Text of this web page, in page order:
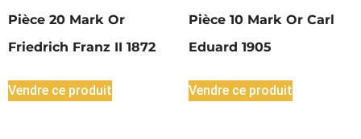
Pièce 20 Mark Or
Friedrich Franz II 1872
Vendre ce produit
Pièce 10 Mark Or Carl
Eduard 1905
Vendre ce produit